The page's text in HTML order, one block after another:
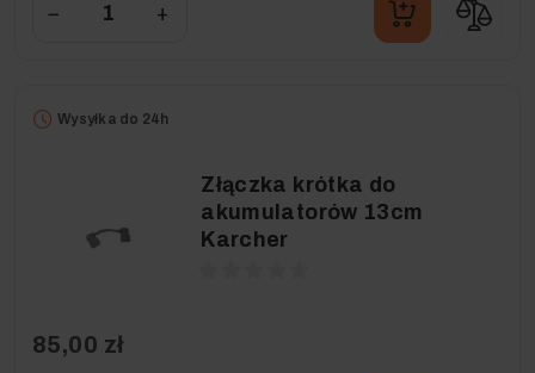
− +
Wysyłka do 24h
Złączka krótka do
akumulatorów 13cm
Karcher
85,00 zł